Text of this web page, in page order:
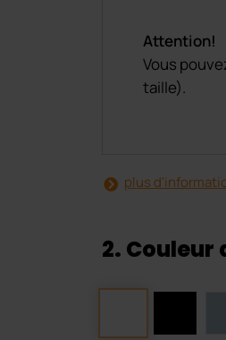
Attention!
Vous
taille).
plus
2. Couleur